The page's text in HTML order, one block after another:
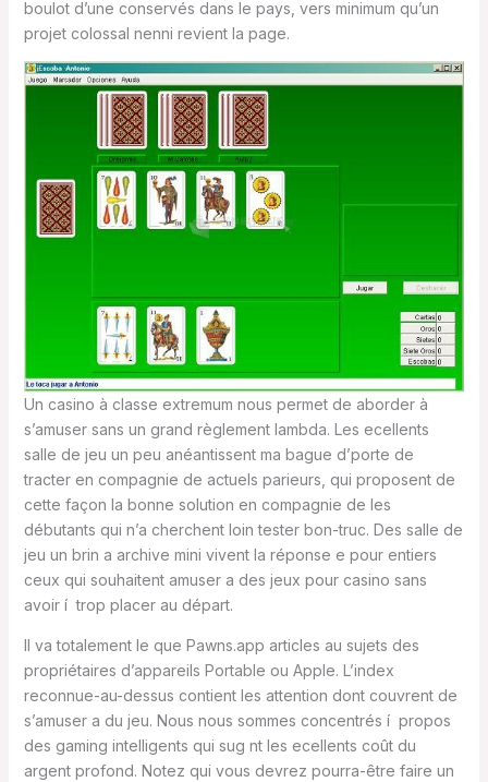
boulot d’une conservés dans le pays, vers minimum qu’un
projet colossal nenni revient la page.
Un casino à classe extremum nous permet de aborder à
s’amuser sans un grand règlement lambda. Les ecellents
salle de jeu un peu anéantissent ma bague d’porte de
tracter en compagnie de actuels parieurs, qui proposent de
cette façon la bonne solution en compagnie de les
débutants qui n’a cherchent loin tester bon-truc. Des salle de
jeu un brin a archive mini vivent la réponse e pour entiers
ceux qui souhaitent amuser a des jeux pour casino sans
avoir í trop placer au départ.
Il va totalement le que Pawns.app articles au sujets des
propriétaires d’appareils Portable ou Apple. L’index
reconnue-au-dessus contient les attention dont couvrent de
s’amuser a du jeu. Nous nous sommes concentrés í propos
des gaming intelligents qui sug nt les ecellents coût du
argent profond. Notez qui vous devrez pourra-être faire un